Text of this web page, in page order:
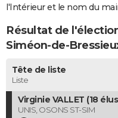
CARTE DE VOEUX
Carte de Noël
Carte Bonne année
Carte Saint-Valentin
Carte Pâques
Carte d'anniversaire
DICTIONNAIRE
COPAINS D'AVANT
S'inscrire
Se connecter
Lycées
Collèges
Primaires
Universités
Entreprises
Service militaire
Avis de recherche
AVIS DE DÉCÈS
l'Intérieur et le nom du
Résultat de
Siméon-de-
Tête de liste
Liste
Virginie VALLET (18
UNIS, OSONS ST-SIM